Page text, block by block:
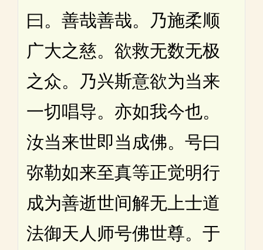
曰。善哉善哉。乃施柔顺
广大之慈。欲救无数无极
之众。乃兴斯意欲为当来
一切唱导。亦如我今也。
汝当来世即当成佛。号曰
弥勒如来至真等正觉明行
成为善逝世间解无上士道
法御天人师号佛世尊。于